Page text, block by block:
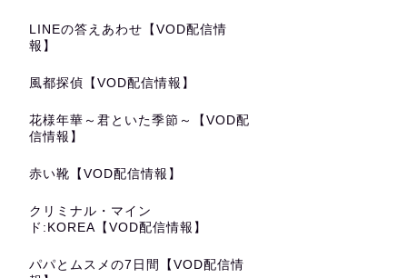
LINEの答えあわせ【VOD配信情
報】
風都探偵【VOD配信情報】
花様年華～君といた季節～【VOD配
信情報】
赤い靴【VOD配信情報】
クリミナル・マイン
ド:KOREA【VOD配信情報】
パパとムスメの7日間【VOD配信情